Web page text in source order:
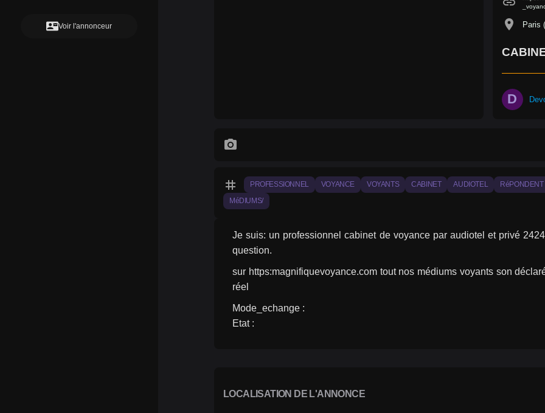
contact_mailVoir l'annonceur location_on Paris
D
photo_camera
tag PROFESSIONNEL VOYANCE VOYANTS CABINET AUDIOTEL RéPONDENT
MéDIUMS/
Je suis: un professionnel cabinet de voyance par audiotel et privé
question.
sur https:magnifiquevoyance.com tout nos médiums voyants son
réel
Mode_echange :
Etat :
LOCALISATION DE L'ANNONCE